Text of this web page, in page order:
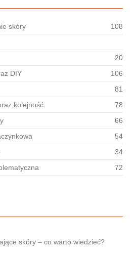
skóry
108
20
DIY
106
81
kolejność
78
66
54
34
72
skóry – co warto wiedzieć?